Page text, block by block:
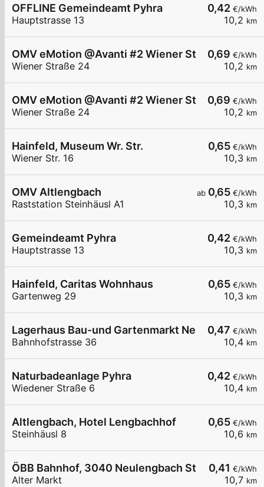
0,42 €/kWh
10,2 km
OFFLINE Gemeindeamt Pyhra
Hauptstrasse 13
0,69 €/kWh
10,2 km
OMV eMotion @Avanti #2 Wiener Straße 24
Wiener Straße 24
0,69 €/kWh
10,2 km
OMV eMotion @Avanti #2 Wiener Straße 24
Wiener Straße 24
0,65 €/kWh
10,3 km
Hainfeld, Museum Wr. Str.
Wiener Str. 16
ab 0,65 €/kWh
10,3 km
OMV Altlengbach
Raststation Steinhäusl A1
0,42 €/kWh
10,3 km
Gemeindeamt Pyhra
Hauptstrasse 13
0,65 €/kWh
10,3 km
Hainfeld, Caritas Wohnhaus
Gartenweg 29
0,47 €/kWh
10,4 km
Lagerhaus Bau-und Gartenmarkt Neulengbach
Bahnhofstrasse 36
0,42 €/kWh
10,4 km
Naturbadeanlage Pyhra
Wiedener Straße 6
0,65 €/kWh
10,6 km
Altlengbach, Hotel Lengbachhof
Steinhäusl 8
0,41 €/kWh
10,7 km
ÖBB Bahnhof, 3040 Neulengbach Stadt
Alter Markt